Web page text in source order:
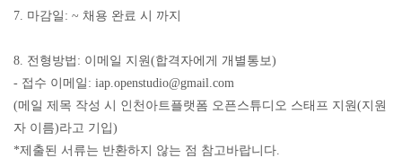
7. 마감일: ~ 채용 완료 시 까지
8. 전형방법 : 이메일 지원(합격자에게 개별통보)
- 접수 이메일: iap.openstudio@gmail.com
(메일 제목 작성 시 인천아트플랫폼 오픈스튜디오 스태프 지원(지원
자 이름)라고 기입)
*제출된 서류는 반환하지 않는 점 참고바랍니다.